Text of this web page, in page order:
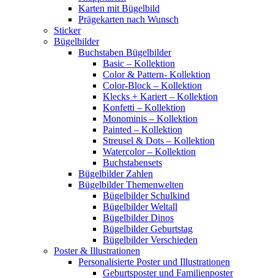
Karten mit Bügelbild
Prägekarten nach Wunsch
Sticker
Bügelbilder
Buchstaben Bügelbilder
Basic – Kollektion
Color & Pattern- Kollektion
Color-Block – Kollektion
Klecks + Kariert – Kollektion
Konfetti – Kollektion
Monominis – Kollektion
Painted – Kollektion
Streusel & Dots – Kollektion
Watercolor – Kollektion
Buchstabensets
Bügelbilder Zahlen
Bügelbilder Themenwelten
Bügelbilder Schulkind
Bügelbilder Weltall
Bügelbilder Dinos
Bügelbilder Geburtstag
Bügelbilder Verschieden
Poster & Illustrationen
Personalisierte Poster und Illustrationen
Geburtsposter und Familienposter